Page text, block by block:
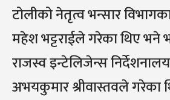
टोलीको नेतृत्व भन्सार
महेश भट्टराईले गरेका थिए भने
राजस्व इन्टेलिजेन्स
अभयकुमार श्रीवास्तवले गरेका